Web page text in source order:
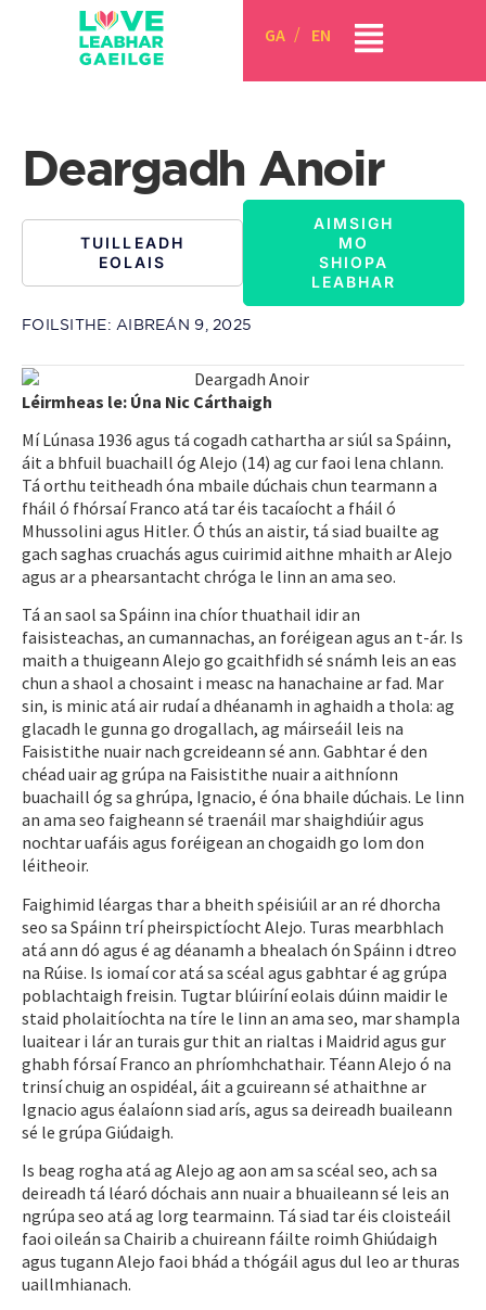
GA EN
Deargadh Anoir
TUILLEADH
EOLAIS
AIMSIGH
MO
SHIOPA
LEABHAR
FOILSITHE: AIBREÁN 9, 2025
Léirmheas le: Úna Nic Cárthaigh
Mí Lúnasa 1936 agus tá cogadh cathartha ar siúl sa Spáinn,
áit a bhfuil buachaill óg Alejo (14) ag cur faoi lena chlann.
Tá orthu teitheadh óna mbaile dúchais chun tearmann a
fháil ó fhórsaí Franco atá tar éis tacaíocht a fháil ó
Mhussolini agus Hitler. Ó thús an aistir, tá siad buailte ag
gach saghas cruachás agus cuirimid aithne mhaith ar Alejo
agus ar a phearsantacht chróga le linn an ama seo.
Tá an saol sa Spáinn ina chíor thuathail idir an
faisisteachas, an cumannachas, an foréigean agus an t-ár. Is
maith a thuigeann Alejo go gcaithfidh sé snámh leis an eas
chun a shaol a chosaint i measc na hanachaine ar fad. Mar
sin, is minic atá air rudaí a dhéanamh in aghaidh a thola: ag
glacadh le gunna go drogallach, ag máirseáil leis na
Faisistithe nuair nach gcreideann sé ann. Gabhtar é den
chéad uair ag grúpa na Faisistithe nuair a aithníonn
buachaill óg sa ghrúpa, Ignacio, é óna bhaile dúchais. Le linn
an ama seo faigheann sé traenáil mar shaighdiúir agus
nochtar uafáis agus foréigean an chogaidh go lom don
léitheoir.
Faighimid léargas thar a bheith spéisiúil ar an ré dhorcha
seo sa Spáinn trí pheirspictíocht Alejo. Turas mearbhlach
atá ann dó agus é ag déanamh a bhealach ón Spáinn i dtreo
na Rúise. Is iomaí cor atá sa scéal agus gabhtar é ag grúpa
poblachtaigh freisin. Tugtar blúiríní eolais dúinn maidir le
staid pholaitíochta na tíre le linn an ama seo, mar shampla
luaitear i lár an turais gur thit an rialtas i Maidrid agus gur
ghabh fórsaí Franco an phríomhchathair. Téann Alejo ó na
trinsí chuig an ospidéal, áit a gcuireann sé athaithne ar
Ignacio agus éalaíonn siad arís, agus sa deireadh buaileann
sé le grúpa Giúdaigh.
Is beag rogha atá ag Alejo ag aon am sa scéal seo, ach sa
deireadh tá léaró dóchais ann nuair a bhuaileann sé leis an
ngrúpa seo atá ag lorg tearmainn. Tá siad tar éis cloisteáil
faoi oileán sa Chairib a chuireann fáilte roimh Ghiúdaigh
agus tugann Alejo faoi bhád a thógáil agus dul leo ar thuras
uaillmhianach.